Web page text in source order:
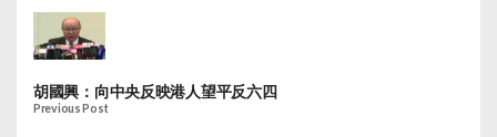
領導核心」，但直到鄧
小平1997年逝世，「江
核心」影力才真正突
圍。不過江澤民退休之
後，繼任的胡錦濤並未
胡國興：向中央反映港人望平反六四
Previous Post